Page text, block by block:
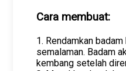
Cara membuat:
1. Rendamkan
semalaman. Badam
kembang setelah